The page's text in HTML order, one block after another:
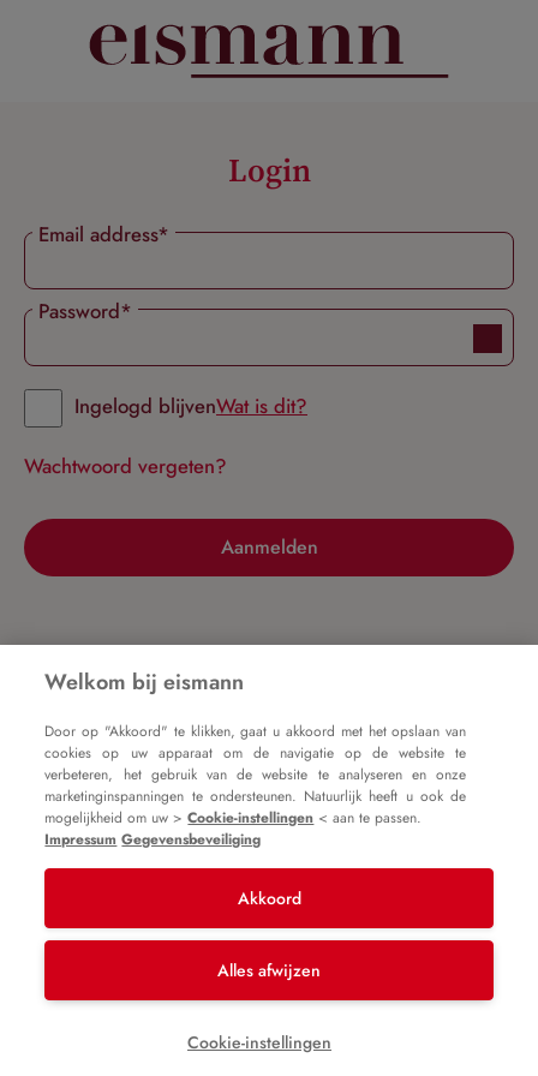
Login
Email address*
Password*
Ingelogd blijvenWat is dit?
Wachtwoord vergeten?
Aanmelden
Nog geen account?
Registreer nu
Algemene voorwaarden
mogelijke bezorgkosten, tenzij anders vermeld.
Welkom bij eismann
Door op "Akkoord" te klikken, gaat u akkoord met het opslaan van
cookies op uw apparaat om de navigatie op de website te
verbeteren, het gebruik van de website te analyseren en onze
marketinginspanningen te ondersteunen. Natuurlijk heeft u ook de
mogelijkheid om uw >Cookie-instellingen < aan te passen.
Impressum Gegevensbeveiliging
Akkoord
Alles afwijzen
Cookie-instellingen